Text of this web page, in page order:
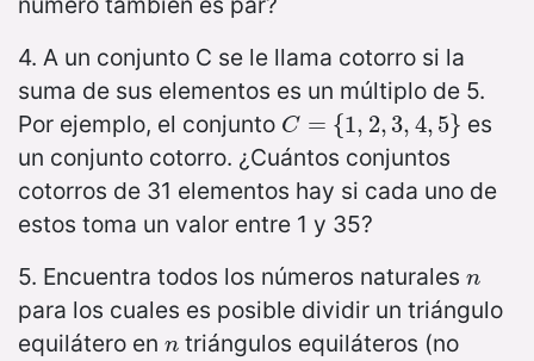
4. A un conjunto C se le llama cotorro si la
suma de sus elementos es un múltiplo de 5.
Por ejemplo, el conjunto C = {1, 2, 3, 4, 5}
C={1 ,2,3,4 ,5 }
es
un conjunto cotorro. ¿Cuántos conjuntos
cotorros de 31 elementos hay si cada uno de
estos toma un valor entre 1 y 35?
5. Encuentra todos los números naturales n
n
para los cuales es posible dividir un triángulo
equilátero en n
n triángulos equiláteros (no